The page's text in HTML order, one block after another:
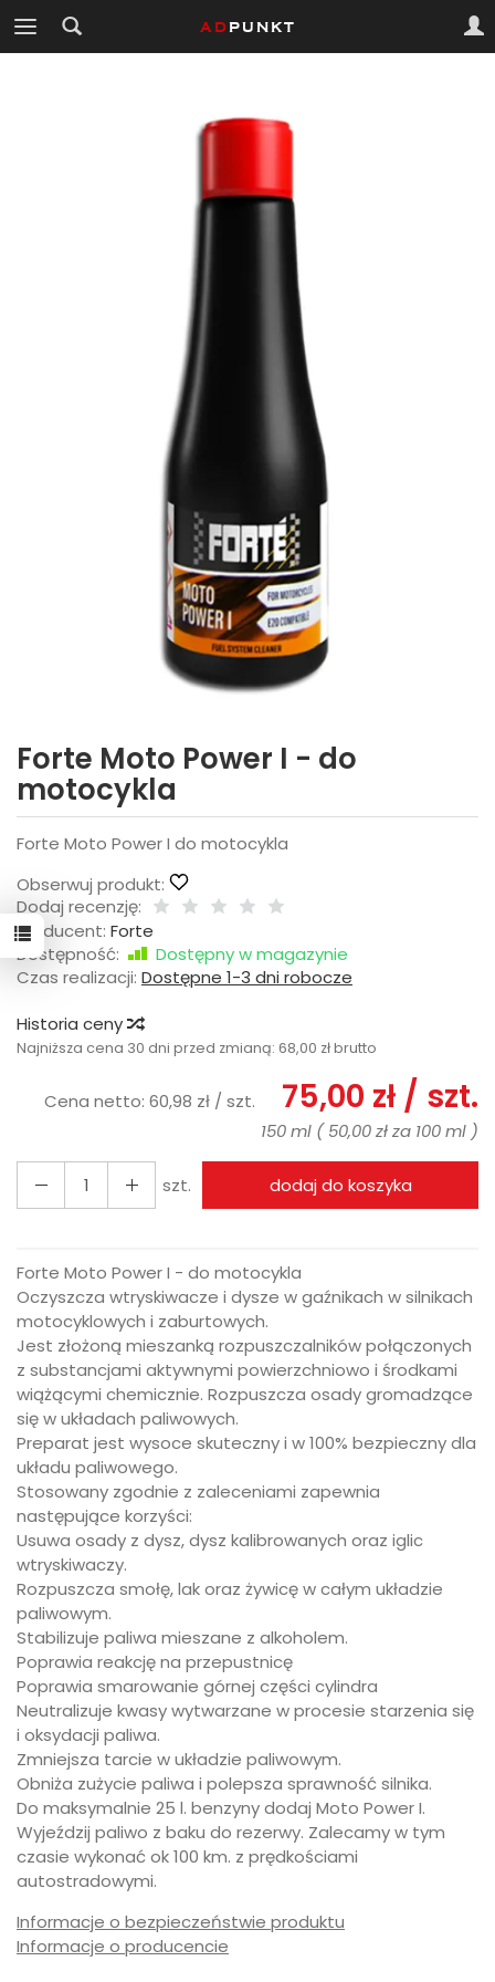
Forte Moto Power I - do
motocykla
Forte Moto Power I do motocykla
Obserwuj produkt:
Dodaj recenzję:
Producent: Forte
Dostępność:
Dostępny w magazynie
Czas realizacji: Dostępne 1-3 dni robocze
Historia ceny
Najniższa cena 30 dni przed zmianą: 68,00 zł brutto
Cena netto: 60,98 zł / szt. 75,00 zł / szt.
150 ml (50,00 złza 100 ml )
szt. dodaj do koszyka
Forte Moto Power I - do motocykla
Oczyszcza wtryskiwacze i dysze w gaźnikach w silnikach
motocyklowych i zaburtowych.
Jest złożoną mieszanką rozpuszczalników połączonych
z substancjami aktywnymi powierzchniowo i środkami
wiążącymi chemicznie. Rozpuszcza osady gromadzące
się w układach paliwowych.
Preparat jest wysoce skuteczny i w 100% bezpieczny dla
układu paliwowego.
Stosowany zgodnie z zaleceniami zapewnia
następujące korzyści:
Usuwa osady z dysz, dysz kalibrowanych oraz iglic
wtryskiwaczy.
Rozpuszcza smołę, lak oraz żywicę w całym układzie
paliwowym.
Stabilizuje paliwa mieszane z alkoholem.
Poprawia reakcję na przepustnicę
Poprawia smarowanie górnej części cylindra
Neutralizuje kwasy wytwarzane w procesie starzenia się
i oksydacji paliwa.
Zmniejsza tarcie w układzie paliwowym.
Obniża zużycie paliwa i polepsza sprawność silnika.
Do maksymalnie 25 l. benzyny dodaj Moto Power I.
Wyjeździj paliwo z baku do rezerwy. Zalecamy w tym
czasie wykonać ok 100 km. z prędkościami
autostradowymi.
Informacje o bezpieczeństwie produktu
Informacje o producencie